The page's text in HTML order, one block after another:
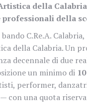
della
della
C.Re.A.
della Calabria. Un
decennale di due
un minimo di
performer,
con una quota